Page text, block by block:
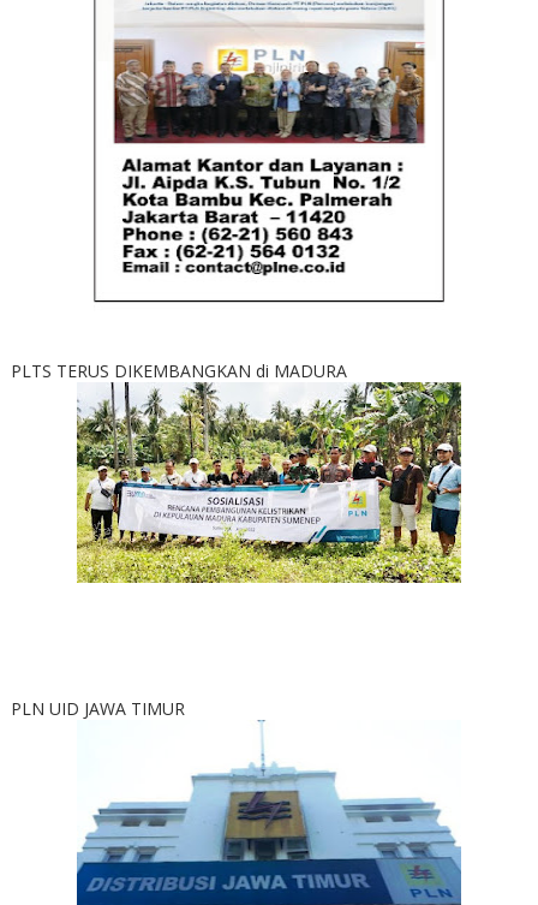
PLTS TERUS DIKEMBANGKAN di MADURA
PLN UID JAWA TIMUR